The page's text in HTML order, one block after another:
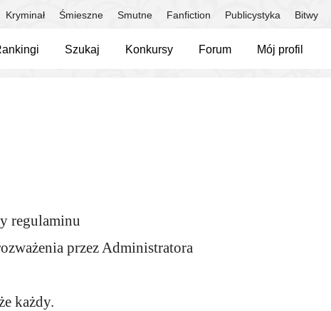
Kryminał Śmieszne Smutne Fanfiction Publicystyka Bitwy
Szukaj Konkursy Forum Mój profil
regulaminu
przez Administratora
każdy.